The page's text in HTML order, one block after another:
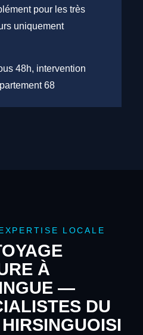
pour les très
uniquement
48h, intervention
68
LOCALE
À
—
DU